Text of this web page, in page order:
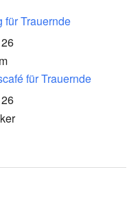
für Trauernde
für Trauernde